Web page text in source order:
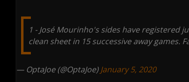
1 - José Mourinho's sides have registered
clean sheet in 15 successive away games.
— OptaJoe (@OptaJoe)January 5, 2020